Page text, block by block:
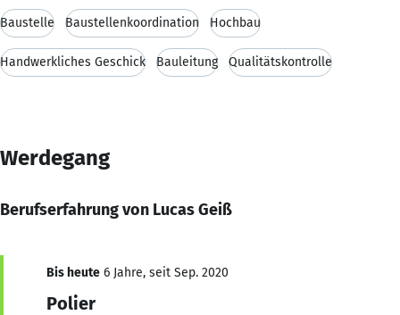
Baustelle Baustellenkoordination Hochbau
Handwerkliches Geschick Bauleitung Qualitätskontrolle
Werdegang
Berufserfahrung von Lucas Geiß
Bis heute 6 Jahre, seit Sep. 2020
Polier